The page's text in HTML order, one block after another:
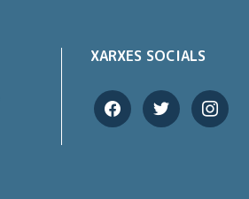
XARXES SOCIALS
facebooktwitter instagram